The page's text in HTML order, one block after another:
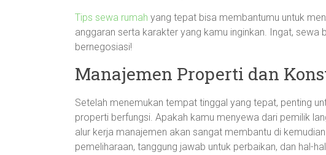
Tips sewa rumah yang tepat bisa membantumu untuk
anggaran serta karakter yang kamu inginkan. Ingat, sewa
bernegosiasi!
Manajemen Properti dan
Setelah menemukan tempat tinggal yang tepat, penting
properti berfungsi. Apakah kamu menyewa dari pemilik
alur kerja manajemen akan sangat membantu di
pemeliharaan, tanggung jawab untuk perbaikan, dan hal-